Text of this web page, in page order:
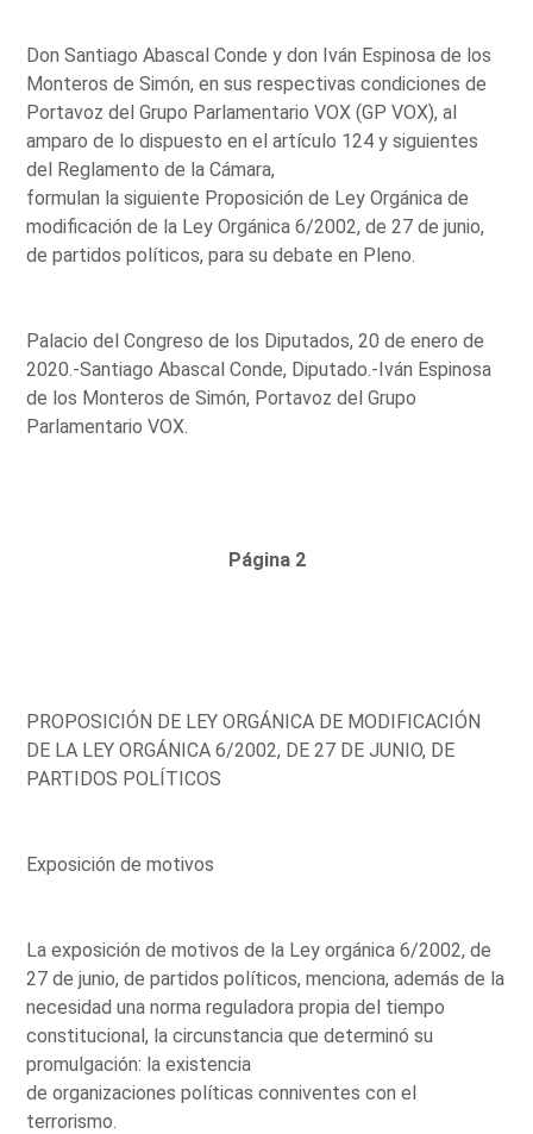
Don Santiago Abascal Conde y don Iván Espinosa de los
Monteros de Simón, en sus respectivas condiciones de
Portavoz del Grupo Parlamentario VOX (GP VOX), al
amparo de lo dispuesto en el artículo 124 y siguientes
del Reglamento de la Cámara,
formulan la siguiente Proposición de Ley Orgánica de
modificación de la Ley Orgánica 6/2002, de 27 de junio,
de partidos políticos, para su debate en Pleno.
Palacio del Congreso de los Diputados, 20 de enero de
2020.-Santiago Abascal Conde, Diputado.-Iván Espinosa
de los Monteros de Simón, Portavoz del Grupo
Parlamentario VOX.
Página 2
PROPOSICIÓN DE LEY ORGÁNICA DE MODIFICACIÓN
DE LA LEY ORGÁNICA 6/2002, DE 27 DE JUNIO, DE
PARTIDOS POLÍTICOS
Exposición de motivos
La exposición de motivos de la Ley orgánica 6/2002, de
27 de junio, de partidos políticos, menciona, además de la
necesidad una norma reguladora propia del tiempo
constitucional, la circunstancia que determinó su
promulgación: la existencia
de organizaciones políticas conniventes con el
terrorismo.